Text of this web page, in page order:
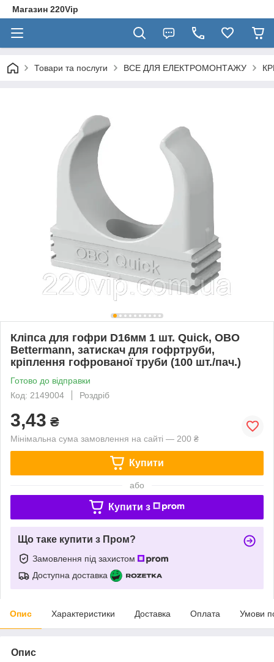
Магазин 220Vip
Товари та послуги ВСЕ ДЛЯ ЕЛЕКТРОМОНТАЖУ
Кліпса для гофри D16мм 1 шт. Quick, OBO
Bettermann, затискач для гофртруби,
кріплення гофрованої труби (100 шт./пач.)
Готово до відправки
Код: 2149004
Роздріб
3,43 ₴
Мінімальна сума замовлення на сайті — 200 ₴
Купити
або
Купити з
Що таке купити з Пром?
Замовлення під захистом
Доступна доставка
Опис Характеристики Доставка Оплата Умови
Опис